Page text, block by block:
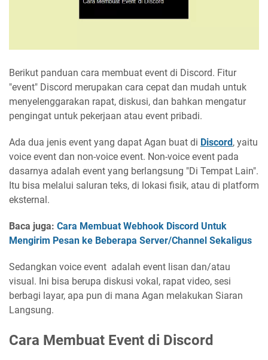
Berikut panduan cara membuat event di Discord. Fitur
"event" Discord merupakan cara cepat dan mudah untuk
menyelenggarakan rapat, diskusi, dan bahkan mengatur
pengingat untuk pekerjaan atau event pribadi.
Ada dua jenis event yang dapat Agan buat di Discord , yaitu
voice event dan non-voice event. Non-voice event pada
dasarnya adalah event yang berlangsung "Di Tempat Lain".
Itu bisa melalui saluran teks, di lokasi fisik, atau di platform
eksternal.
Baca juga: Cara Membuat Webhook Discord Untuk
Mengirim Pesan ke Beberapa Server/Channel Sekaligus
Sedangkan voice event adalah event lisan dan/atau
visual. Ini bisa berupa diskusi vokal, rapat video, sesi
berbagi layar, apa pun di mana Agan melakukan Siaran
Langsung.
Cara Membuat Event di Discord